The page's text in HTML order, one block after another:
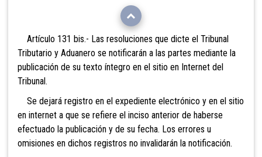
Artículo 131 bis.- Las resoluciones que dicte el Tribunal
Tributario y Aduanero se notificarán a las partes mediante la
publicación de su texto íntegro en el sitio en Internet del
Tribunal.
Se dejará registro en el expediente electrónico y en el sitio
en internet a que se refiere el inciso anterior de haberse
efectuado la publicación y de su fecha. Los errores u
omisiones en dichos registros no invalidarán la notificación.